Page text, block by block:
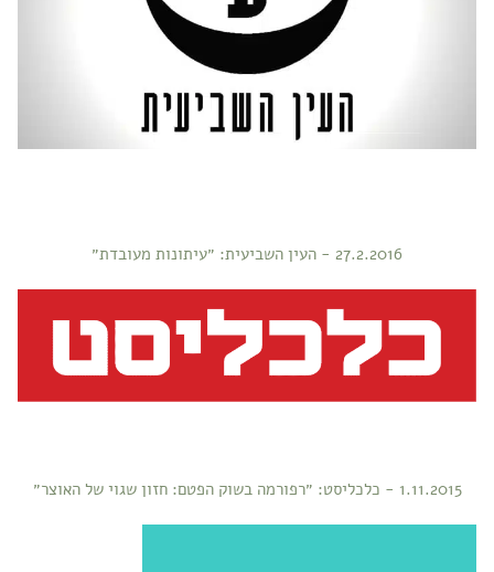
27.2.2016 - העין השביעית: ״עיתונות מעובדת״
1.11.2015 - כלכליסט: ״רפורמה בשוק הפטם: חזון שגוי של האוצר״